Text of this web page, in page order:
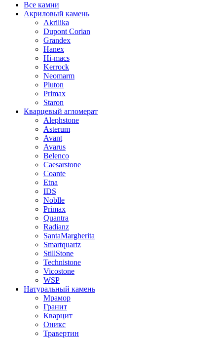
Все камни
Акриловый камень
Akrilika
Dupont Corian
Grandex
Hanex
Hi-macs
Kerrock
Neomarm
Pluton
Primax
Staron
Кварцевый агломерат
Alephstone
Asterum
Avant
Avarus
Belenco
Caesarstone
Coante
Etna
IDS
Noblle
Primax
Quantra
Radianz
SantaMargherita
Smartquartz
StillStone
Technistone
Vicostone
WSP
Натуральный камень
Мрамор
Гранит
Кварцит
Оникс
Травертин